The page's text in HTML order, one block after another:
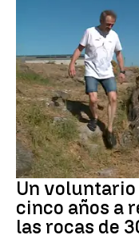
Medio ambiente
Un
cinco años a
las rocas de